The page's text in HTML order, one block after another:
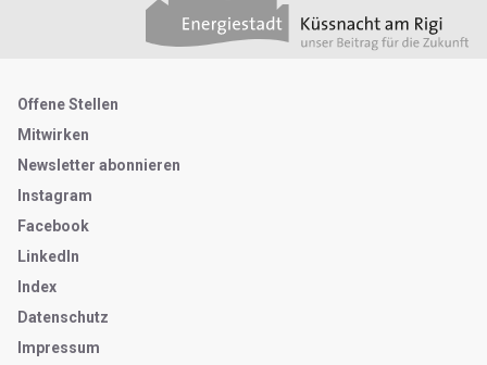
Metanavigation
Offene Stellen
Mitwirken
Newsletter abonnieren
Instagram
Facebook
LinkedIn
Index
Datenschutz
Impressum